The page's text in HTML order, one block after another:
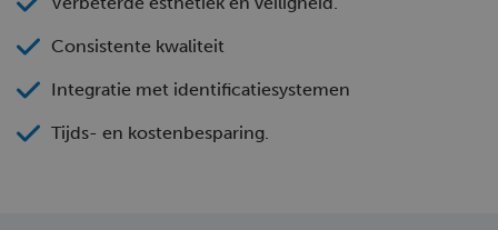
Consistente kwaliteit
Integratie met identificatiesystemen
Tijds- en kostenbesparing.